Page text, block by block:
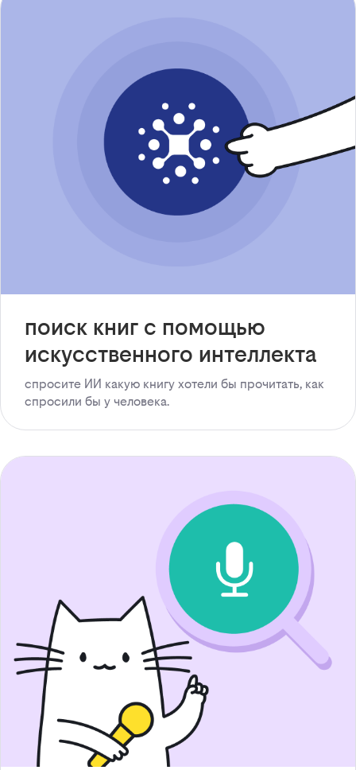
поиск книг с помощью
искусственного интеллекта
спросите ИИ какую книгу хотели бы прочитать, как
спросили бы у человека.